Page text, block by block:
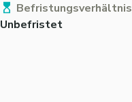
Befristungsverhältnis
Unbefristet